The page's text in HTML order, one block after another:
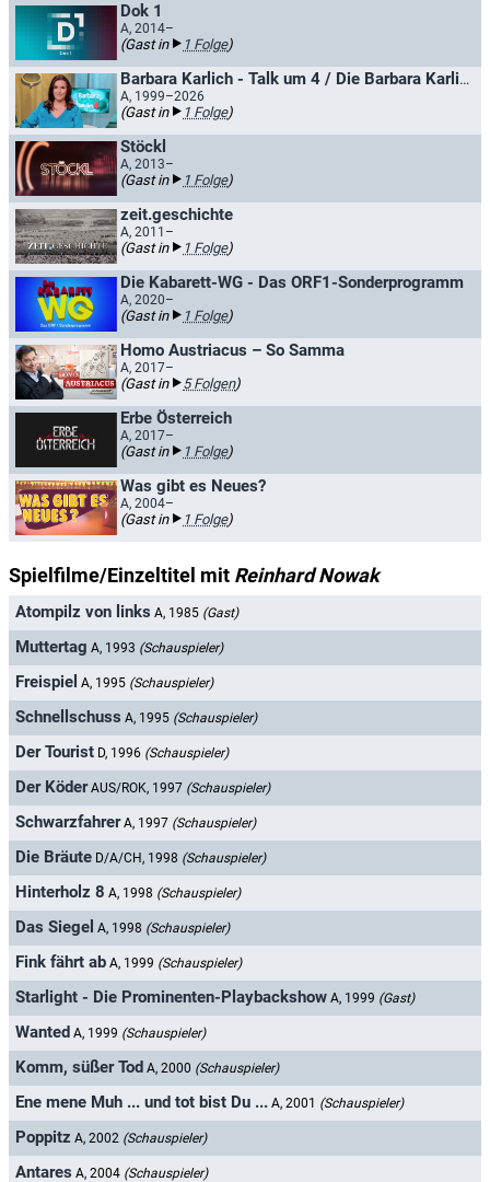
Dok 1
A, 2014–
(Gast in 1 Folge)
Barbara Karlich - Talk um 4 / Die Barbara Karlich Show
A, 1999–2026
(Gast in 1 Folge)
Stöckl
A, 2013–
(Gast in 1 Folge)
zeit.geschichte
A, 2011–
(Gast in 1 Folge)
Die Kabarett-WG - Das ORF1-Sonderprogramm
A, 2020–
(Gast in 1 Folge)
Homo Austriacus – So Samma
A, 2017–
(Gast in 5 Folgen)
Erbe Österreich
A, 2017–
(Gast in 1 Folge)
Was gibt es Neues?
A, 2004–
(Gast in 1 Folge)
Spielfilme/Einzeltitel mit Reinhard Nowak
Atompilz von links A, 1985 (Gast)
Muttertag A, 1993 (Schauspieler)
Freispiel A, 1995 (Schauspieler)
Schnellschuss A, 1995 (Schauspieler)
Der Tourist D, 1996 (Schauspieler)
Der Köder AUS/ROK, 1997 (Schauspieler)
Schwarzfahrer A, 1997 (Schauspieler)
Die Bräute D/A/CH, 1998 (Schauspieler)
Hinterholz 8 A, 1998 (Schauspieler)
Das Siegel A, 1998 (Schauspieler)
Fink fährt ab A, 1999 (Schauspieler)
Starlight - Die Prominenten-Playbackshow A, 1999 (Gast)
Wanted A, 1999 (Schauspieler)
Komm, süßer Tod A, 2000 (Schauspieler)
Ene mene Muh ... und tot bist Du ... A, 2001 (Schauspieler)
Poppitz A, 2002 (Schauspieler)
Antares A, 2004 (Schauspieler)